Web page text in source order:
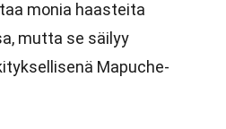
monia haasteita
mutta se säilyy
Mapuche-